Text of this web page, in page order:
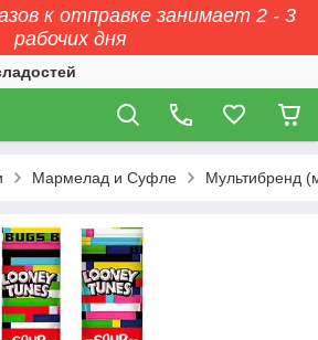
к отправке занимает 2 - 3
рабочих дня
Мармелад и Суфле Мультибренд